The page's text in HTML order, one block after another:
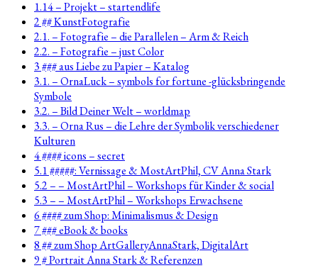
1.14 – Projekt – startendlife
2 ## KunstFotografie
2.1. – Fotografie – die Parallelen – Arm & Reich
2.2. – Fotografie – just Color
3 ### aus Liebe zu Papier – Katalog
3.1. – OrnaLuck – symbols for fortune -glücksbringende
Symbole
3.2. – Bild Deiner Welt – worldmap
3.3. – Orna Rus – die Lehre der Symbolik verschiedener
Kulturen
4 #### icons – secret
5.1 #####: Vernissage & MostArtPhil, CV Anna Stark
5.2 – – MostArtPhil – Workshops für Kinder & social
5.3 – – MostArtPhil – Workshops Erwachsene
6 #### zum Shop: Minimalismus & Design
7 ### eBook & books
8 ## zum Shop ArtGalleryAnnaStark, DigitalArt
9 # Portrait Anna Stark & Referenzen